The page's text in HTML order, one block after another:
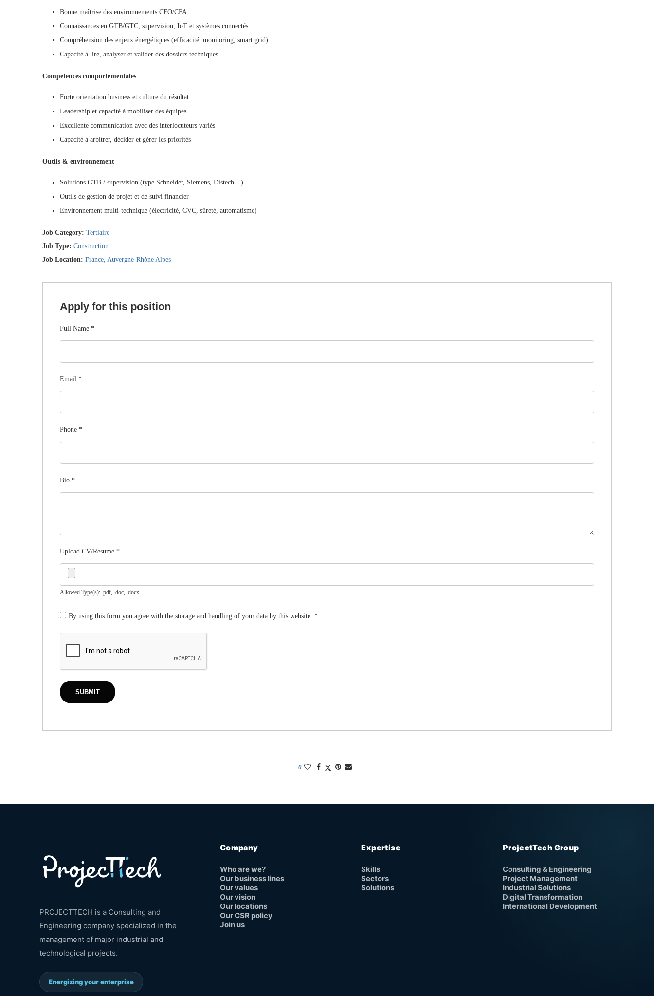
Bonne maîtrise des environnements CFO/CFA
Connaissances en GTB/GTC, supervision, IoT et systèmes connectés
Compréhension des enjeux énergétiques (efficacité, monitoring, smart grid)
Capacité à lire, analyser et valider des dossiers techniques
Compétences comportementales
Forte orientation business et culture du résultat
Leadership et capacité à mobiliser des équipes
Excellente communication avec des interlocuteurs variés
Capacité à arbitrer, décider et gérer les priorités
Outils & environnement
Solutions GTB / supervision (type Schneider, Siemens, Distech…)
Outils de gestion de projet et de suivi financier
Environnement multi-technique (électricité, CVC, sûreté, automatisme)
Job Category: Tertiaire
Job Type: Construction
Job Location: France Auvergne-Rhône Alpes
Apply for this position
Full Name *
Email *
Phone *
Bio *
Upload CV/Resume *
Allowed Type(s): .pdf, .doc, .docx
By using this form you agree with the storage and handling of your data by this website. *
0
PROJECTTECH is a Consulting and
Engineering company specialized in the
management of major industrial and
technological projects.
Energizing your enterprise
Company
Who are we?
Our business lines
Our values
Our vision
Our locations
Our CSR policy
Join us
Expertise
Skills
Sectors
Solutions
ProjectTech Group
Consulting & Engineering
Project Management
Industrial Solutions
Digital Transformation
International Development